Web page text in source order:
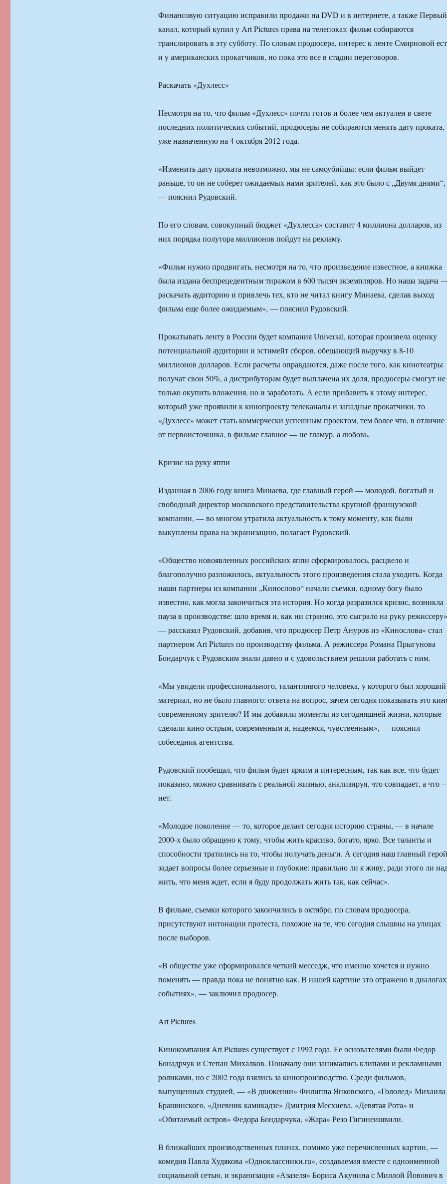
Финансовую ситуацию исправили продажи на DVD и в интернете, а также Первый
канал, который купил у Art Pictures права на телепоказ: фильм собираются
транслировать в эту субботу. По словам продюсера, интерес к ленте Смирновой
и у американских прокатчиков, но пока это все в стадии переговоров.
Раскачать «Духлесс»
Несмотря на то, что фильм «Духлесс» почти готов и более чем актуален в свете
последних политических событий, продюсеры не собираются менять дату проката,
уже назначенную на 4 октября 2012 года.
«Изменить дату проката невозможно, мы не самоубийцы: если фильм выйдет
раньше, то он не соберет ожидаемых нами зрителей, как это было с „Двумя днями“,
— пояснил Рудовский.
По его словам, совокупный бюджет «Духлесса» составит 4 миллиона долларов, из
них порядка полутора миллионов пойдут на рекламу.
«Фильм нужно продвигать, несмотря на то, что произведение известное, а книжка
была издана беспрецедентным тиражом в 600 тысяч экземпляров. Но наша задача
раскачать аудиторию и привлечь тех, кто не читал книгу Минаева, сделав выход
фильма еще более ожидаемым», — пояснил Рудовский.
Прокатывать ленту в России будет компания Universal, которая произвела оценку
потенциальной аудитории и эстимейт сборов, обещающий выручку в 8-10
миллионов долларов. Если расчеты оправдаются, даже после того, как кинотеатры
получат свои 50%, а дистрибуторам будет выплачена их доля, продюсеры смогут не
только окупить вложения, но и заработать. А если прибавить к этому интерес,
который уже проявили к кинопроекту телеканалы и западные прокатчики, то
«Духлесс» может стать коммерчески успешным проектом, тем более что, в отличие
от первоисточника, в фильме главное — не гламур, а любовь.
Кризис на руку яппи
Изданная в 2006 году книга Минаева, где главный герой — молодой, богатый и
свободный директор московского представительства крупной французской
компании, — во многом утратила актуальность к тому моменту, как были
выкуплены права на экранизацию, полагает Рудовский.
«Общество новоявленных российских яппи сформировалось, расцвело и
благополучно разложилось, актуальность этого произведения стала уходить. Когда
наши партнеры из компании „Кинослово“ начали съемки, одному богу было
известно, как могла закончиться эта история. Но когда разразился кризис, возникла
пауза в производстве: шло время и, как ни странно, это сыграло на руку
— рассказал Рудовский, добавив, что продюсер Петр Ануров из «Кинослова» стал
партнером Art Pictures по производству фильма. А режиссера Романа Прыгунова
Бондарчук с Рудовским знали давно и с удовольствием решили работать с ним.
«Мы увидели профессионального, талантливого человека, у которого был хороший
материал, но не было главного: ответа на вопрос, зачем сегодня показывать это
современному зрителю? И мы добавили моменты из сегодняшней жизни, которые
сделали кино острым, современным и, надеемся, чувственным», — пояснил
собеседник агентства.
Рудовский пообещал, что фильм будет ярким и интересным, так как все, что будет
показано, можно сравнивать с реальной жизнью, анализируя, что совпадает, а что
нет.
«Молодое поколение — то, которое делает сегодня историю страны, — в начале
2000-х было обращено к тому, чтобы жить красиво, богато, ярко. Все таланты и
способности тратились на то, чтобы получать деньги. А сегодня наш главный герой
задает вопросы более серьезные и глубокие: правильно ли я живу, ради этого ли
жить, что меня ждет, если я буду продолжать жить так, как сейчас».
В фильме, съемки которого закончились в октябре, по словам продюсера,
присутствуют интонации протеста, похожие на те, что сегодня слышны на улицах
после выборов.
«В обществе уже сформировался четкий месседж, что именно хочется и нужно
поменять — правда пока не понятно как. В нашей картине это отражено в
событиях», — заключил продюсер.
Art Pictures
Кинокомпания Art Pictures существует с 1992 года. Ее основателями были Федор
Бонадрчук и Степан Михалков. Поначалу они занимались клипами и рекламными
роликами, но с 2002 года взялись за кинопроизводство. Среди фильмов,
выпущенных студией, — «В движении» Филиппа Янковского, «Гололед» Михаила
Брашинского, «Дневник камикадзе» Дмитрия Месхиева, «Девятая Рота» и
«Обитаемый остров» Федора Бондарчука, «Жара» Резо Гигинеишвили.
В ближайших производственных планах, помимо уже перечисленных картин, —
комедия Павла Худякова «Одноклассники.ru», создаваемая вместе с одноименной
социальной сетью, и экранизация «Азазеля» Бориса Акунина с Миллой Йовович в